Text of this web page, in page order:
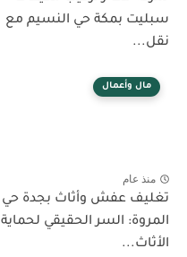
سبليت بمكة حي النسيم مع
نقل...
مال وأعمال
منذ عام
تغليف عفش وأثاث بجدة حي
المروة: السر الحقيقي لحماية
الأثاث...